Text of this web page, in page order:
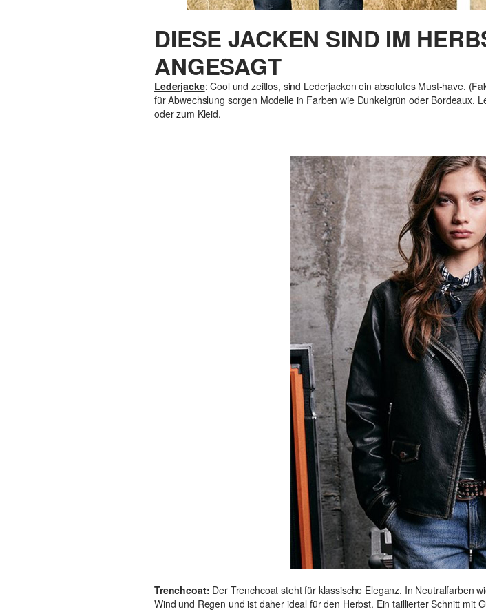
DIESE JACKEN SIND IM
ANGESAGT
Lederjacke: Cool und zeitlos, sind Lederjacken ein absolutes Must-have.
für Abwechslung sorgen Modelle in Farben wie Dunkelgrün oder Bordeaux.
oder zum Kleid.
Trenchcoat: Der Trenchcoat steht für klassische Eleganz. In Neutralfarben
Wind und Regen und ist daher ideal für den Herbst. Ein taillierter Schnitt mit